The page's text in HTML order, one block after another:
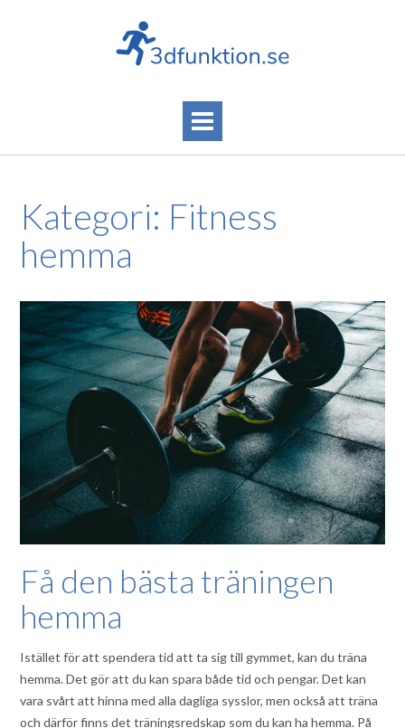
Kategori: Fitness
hemma
Få den bästa träningen
hemma
Istället för att spendera tid att ta sig till gymmet, kan du träna
hemma. Det gör att du kan spara både tid och pengar. Det kan
vara svårt att hinna med alla dagliga sysslor, men också att träna
och därför finns det träningsredskap som du kan ha hemma. På